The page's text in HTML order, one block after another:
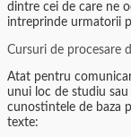
dintre cei de care ne
intreprinde urmatorii
Cursuri de procesare
Atat pentru
unui loc de studiu
cunostintele de baza
texte: